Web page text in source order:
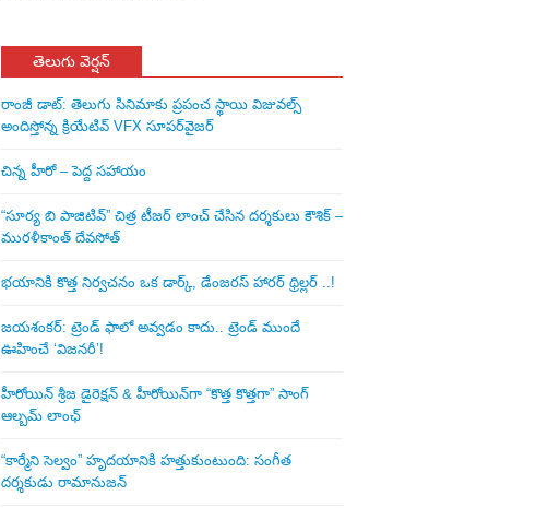
తెలుగు వెర్షన్
రాంజీ డాట్: తెలుగు సినిమాకు ప్రపంచ స్థాయి విజువల్స్
అందిస్తోన్న క్రియేటివ్ VFX సూపర్‌వైజర్
చిన్న హీరో – పెద్ద సహాయం
“సూర్య బి పాజిటివ్” చిత్ర టీజర్ లాంచ్ చేసిన‌ దర్శకులు కౌశిక్ –
మురళీకాంత్ దేవసోత్
భయానికి కొత్త నిర్వచనం ఒక డార్క్, డేంజరస్ హారర్ థ్రిల్లర్ ..!
జయశంకర్: ట్రెండ్‌ ఫాలో అవ్వడం కాదు.. ట్రెండ్‌ ముందే
ఊహించే ‘విజనరీ’!
హీరోయిన్ శ్రీజ డైరెక్ష‌న్ & హీరోయిన్‌గా “కొత్త కొత్తగా” సాంగ్
ఆల్బమ్ లాంఛ్
“కార్మేని సెల్వం” హృదయానికి హత్తుకుంటుంది: సంగీత
దర్శకుడు రామానుజన్